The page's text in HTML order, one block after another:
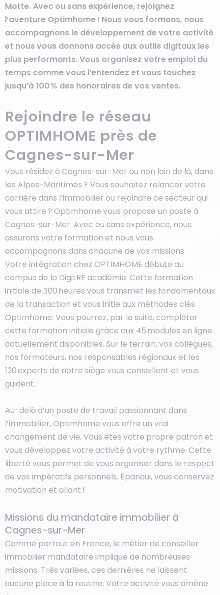
Motte. Avec ou sans expérience, rejoignez
l’aventure Optimhome ! Nous vous formons, nous
accompagnons le développement de votre activité
et nous vous donnons accès aux outils digitaux les
plus performants. Vous organisez votre emploi du
temps comme vous l’entendez et vous touchez
jusqu’à 100 % des honoraires de vos ventes.
Rejoindre le réseau
OPTIMHOME près de
Cagnes-sur-Mer
Vous résidez à Cagnes-sur-Mer ou non loin de là, dans
les Alpes-Maritimes ? Vous souhaitez relancer votre
carrière dans l’immobilier ou rejoindre ce secteur qui
vous attire ? Optimhome vous propose un poste à
Cagnes-sur-Mer. Avec ou sans expérience, nous
assurons votre formation et nous vous
accompagnons dans chacune de vos missions.
Votre intégration chez OPTIMHOME débute au
campus de la DigitRE académie. Cette formation
initiale de 300 heures vous transmet les fondamentaux
de la transaction et vous initie aux méthodes clés
Optimhome. Vous pourrez, par la suite, compléter
cette formation initiale grâce aux 45 modules en ligne
actuellement disponibles. Sur le terrain, vos collègues,
nos formateurs, nos responsables régionaux et les
120 experts de notre siège vous conseillent et vous
guident.
Au-delà d’un poste de travail passionnant dans
l’immobilier, Optimhome vous offre un vrai
changement de vie. Vous êtes votre propre patron et
vous développez votre activité à votre rythme. Cette
liberté vous permet de vous organiser dans le respect
de vos impératifs personnels. Épanoui, vous conservez
motivation et allant !
Missions du mandataire immobilier à
Cagnes-sur-Mer
Comme partout en France, le métier de conseiller
immobilier mandataire implique de nombreuses
missions. Très variées, ces dernières ne laissent
aucune place à la routine. Votre activité vous amène